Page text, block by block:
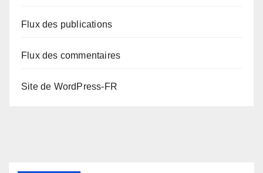
Flux des publications
Flux des commentaires
Site de WordPress-FR